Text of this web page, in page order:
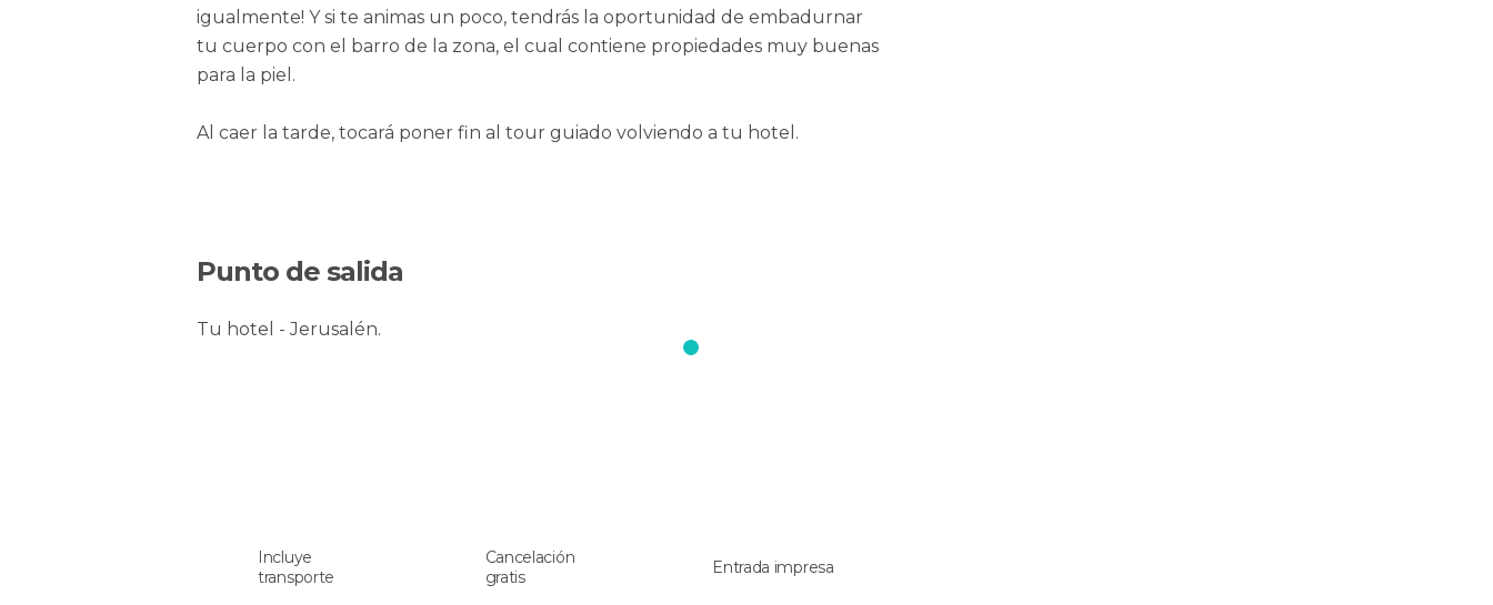
igualmente! Y si te animas un poco, tendrás la oportunidad de embadurnar
tu cuerpo con el barro de la zona, el cual contiene propiedades muy buenas
para la piel.
Al caer la tarde, tocará poner fin al tour guiado volviendo a tu hotel.
Punto de salida
Tu hotel - Jerusalén.
Incluye
transporte
Cancelación
gratis
Entrada impresa